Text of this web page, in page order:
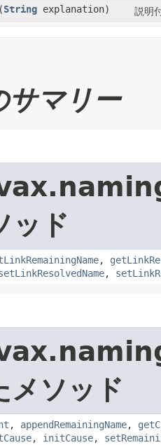
​(String explanation) 説明
サマリー
ッド
,
,
メソッド
, appendRemainingName,
, initCause,